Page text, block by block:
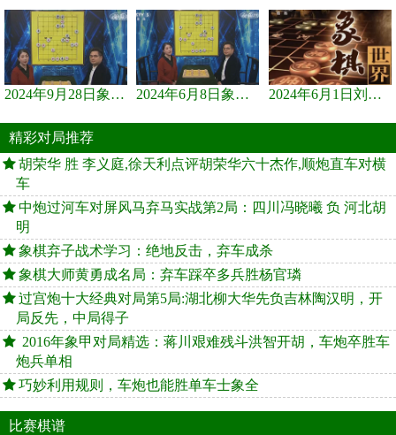
2024年9月28日象棋世界栏目，刘君、蒋川讲解了第九届杨官璘杯象棋... 2024年6月8日象棋世界，刘君、蒋川讲解了第九届杨官璘杯全国象棋... 2024年6月1日刘君、蒋川讲解第三届上海杯象棋大师赛谢靖与李少庚...
精彩对局推荐
胡荣华 胜 李义庭,徐天利点评胡荣华六十杰作,顺炮直车对横
车
中炮过河车对屏风马弃马实战第2局：四川冯晓曦 负 河北胡
明
象棋弃子战术学习：绝地反击，弃车成杀
象棋大师黄勇成名局：弃车踩卒多兵胜杨官璘
过宫炮十大经典对局第5局:湖北柳大华先负吉林陶汉明，开
局反先，中局得子
2016年象甲对局精选：蒋川艰难残斗洪智开胡，车炮卒胜车
炮兵单相
巧妙利用规则，车炮也能胜单车士象全
比赛棋谱